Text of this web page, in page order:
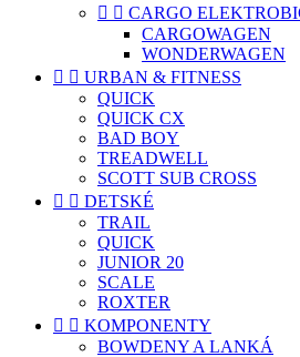
  CARGO
CARGOWAGEN
WONDERWAGEN
  URBAN & FITNESS
QUICK
QUICK CX
BAD BOY
TREADWELL
SCOTT SUB CROSS
  DETSKÉ
TRAIL
QUICK
JUNIOR 20
SCALE
ROXTER
  KOMPONENTY
BOWDENY A LANKÁ